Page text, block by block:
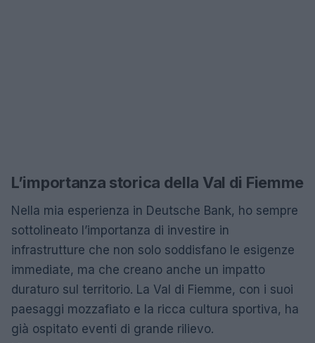
L’importanza storica della Val di Fiemme
Nella mia esperienza in Deutsche Bank, ho sempre
sottolineato l’importanza di investire in
infrastrutture che non solo soddisfano le esigenze
immediate, ma che creano anche un impatto
duraturo sul territorio. La Val di Fiemme, con i suoi
paesaggi mozzafiato e la ricca cultura sportiva, ha
già ospitato eventi di grande rilievo.